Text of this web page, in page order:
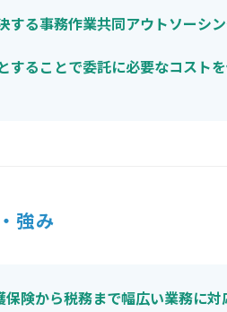
する事務作業共同アウトソーシ
することで委託に必要なコスト
強み
険から税務まで幅広い業務に対